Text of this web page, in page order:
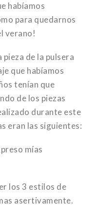
habíamos
para quedarnos
verano!
pieza de la pulsera
que habíamos
tenían que
de los piezas
durante este
eran las siguientes:
mías
los 3 estilos de
asertivamente.